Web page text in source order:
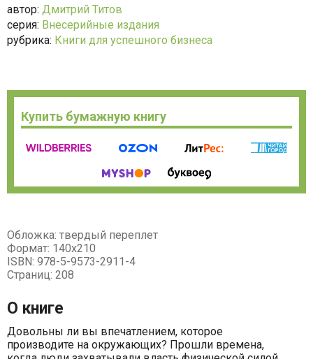
автор: Дмитрий Титов
серия: Внесерийные издания
рубрика: Книги для успешного бизнеса
Купить бумажную книгу
Обложка: твердый переплет
Формат: 140х210
ISBN: 978-5-9573-2911-4
Страниц: 208
О книге
Довольны ли вы впечатлением, которое
производите на окружающих? Прошли времена,